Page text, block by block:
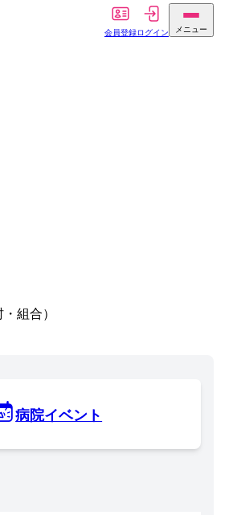
会員登録ログイン メニュー
組合）
病院イベント